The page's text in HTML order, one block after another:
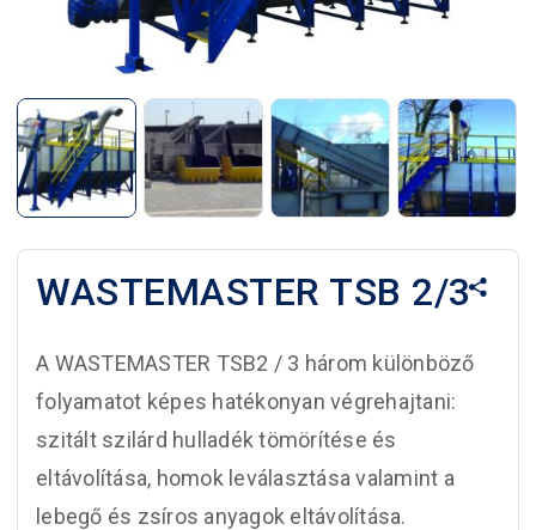
WASTEMASTER TSB 2/3
A WASTEMASTER TSB2 / 3 három különböző
folyamatot képes hatékonyan végrehajtani:
szitált szilárd hulladék tömörítése és
eltávolítása, homok leválasztása valamint a
lebegő és zsíros anyagok eltávolítása.